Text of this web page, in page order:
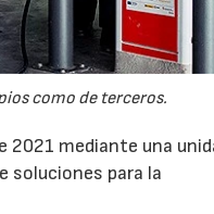
como de terceros.
2021 mediante una
soluciones para la